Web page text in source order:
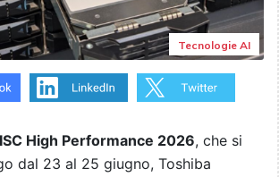
Tecnologie AI
ISC High Performance 2026, che si
dal 23 al 25 giugno, Toshiba